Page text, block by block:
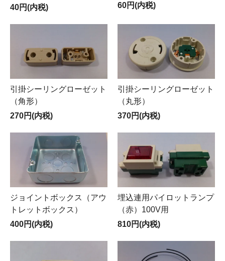
40円(内税)
60円(内税)
引掛シーリングローゼット
（角形）
270円(内税)
引掛シーリングローゼット
（丸形）
370円(内税)
ジョイントボックス（アウ
トレットボックス）
400円(内税)
埋込連用パイロットランプ
（赤）100V用
810円(内税)